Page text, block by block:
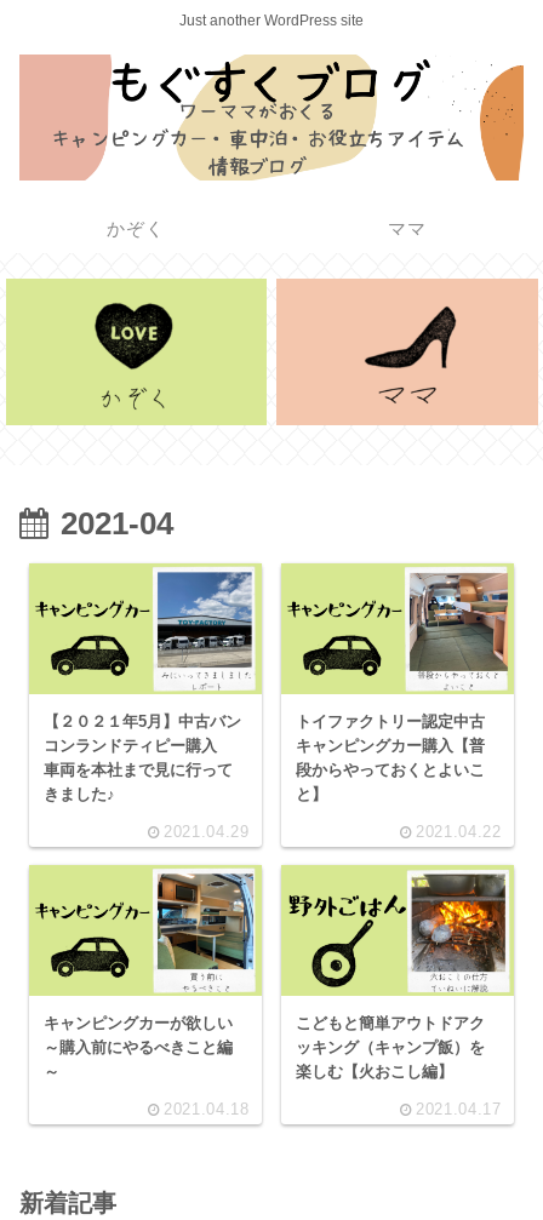
Just another WordPress site
かぞく ママ
2021-04
【２０２１年5月】中古バン
コンランドティピー購入
車両を本社まで見に行って
きました♪
2021.04.29
トイファクトリー認定中古
キャンピングカー購入【普
段からやっておくとよいこ
と】
2021.04.22
キャンピングカーが欲しい
～購入前にやるべきこと編
～
2021.04.18
こどもと簡単アウトドアク
ッキング（キャンプ飯）を
楽しむ【火おこし編】
2021.04.17
新着記事